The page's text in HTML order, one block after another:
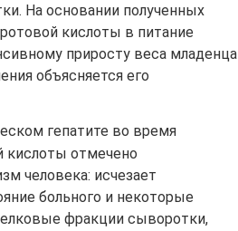
На основании полученных
кислоты в питание
приросту веса младенца
объясняется его
гепатите во время
кислоты отмечено
человека: исчезает
больного и некоторые
фракции сыворотки,